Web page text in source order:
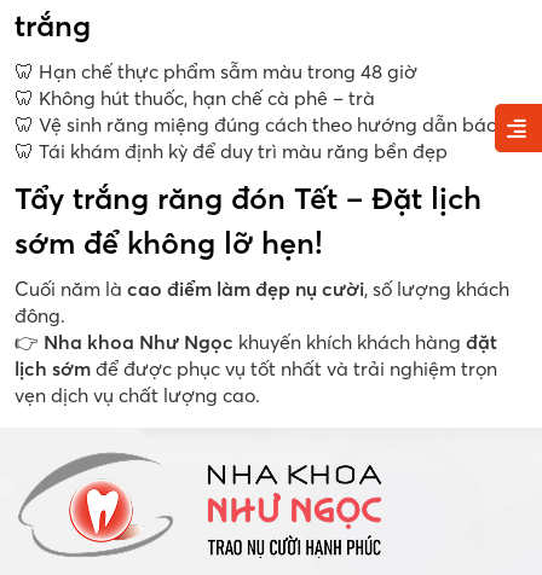
trắng
🦷 Hạn chế thực phẩm sẫm màu trong 48 giờ
🦷 Không hút thuốc, hạn chế cà phê – trà
🦷 Vệ sinh răng miệng đúng cách theo hướng dẫn bác sĩ
🦷 Tái khám định kỳ để duy trì màu răng bền đẹp
Tẩy trắng răng đón Tết – Đặt lịch
sớm để không lỡ hẹn!
Cuối năm là cao điểm làm đẹp nụ cười, số lượng khách
đông.
👉 Nha khoa Như Ngọc khuyến khích khách hàng đặt
lịch sớm để được phục vụ tốt nhất và trải nghiệm trọn
vẹn dịch vụ chất lượng cao.